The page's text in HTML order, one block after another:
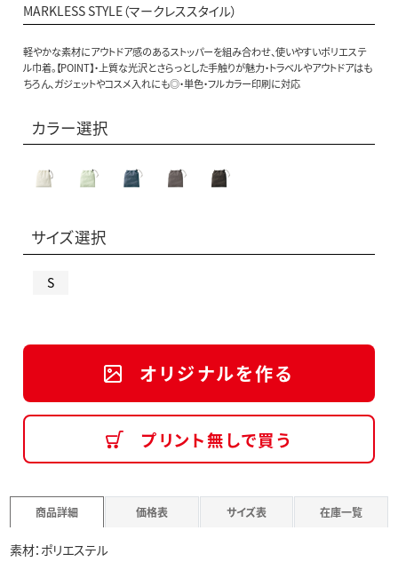
MARKLESS STYLE（マークレススタイル）
軽やかな素材にアウトドア感のあるストッパーを組み合わせ、使いやすいポリエステ
ル巾着。【POINT】・上質な光沢とさらっとした手触りが魅力・トラベルやアウトドアはも
ちろん、ガジェットやコスメ入れにも◎・単色・フルカラー印刷に対応
カラー選択
サイズ選択
S
オリジナルを作る
プリント無しで買う
商品詳細 価格表 サイズ表 在庫一覧
素材：ポリエステル